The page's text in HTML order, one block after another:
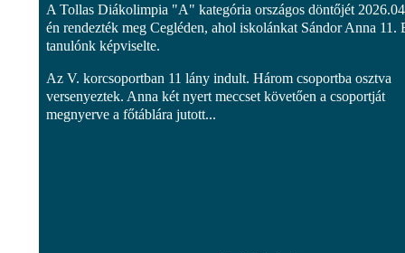
A Tollas Diákolimpia "A" kategória országos döntőjét
én rendezték meg Cegléden, ahol iskolánkat Sándor Anna 11.
tanulónk képviselte.
Az V. korcsoportban 11 lány indult. Három csoportba osztva
versenyeztek. Anna két nyert meccset követően a csoportját
megnyerve a főtáblára jutott...